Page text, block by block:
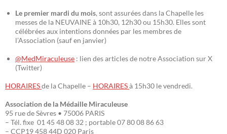
Le premier mardi du mois, sont assurées dans la Chapelle les
messes de la NEUVAINE à 10h30, 12h30 ou 15h30. Elles sont
célébrées aux intentions données par les membres de
l’Association (sauf en janvier)
@MedMiraculeuse : lien des articles de notre Association sur X
(Twitter)
HORAIRESde la Chapelle – HORAIRESà 15h30 le vendredi.
Association de la Médaille Miraculeuse
95 rue de Sèvres • 75006 PARIS
– Tél. fixe 01 45 48 08 32 ; portable 07 80 08 86 63
– CCP19 458 44D 020 Paris